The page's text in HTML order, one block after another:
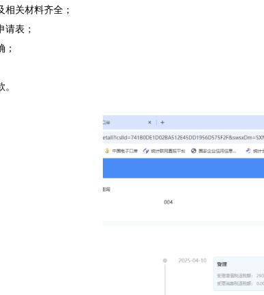
相关材料齐全；
请表；
；
。